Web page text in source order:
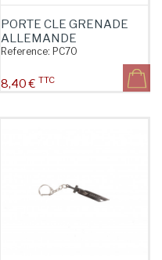
PORTE CLE GRENADE
ALLEMANDE
Reference: PC70
Prix
8,40 € TTC